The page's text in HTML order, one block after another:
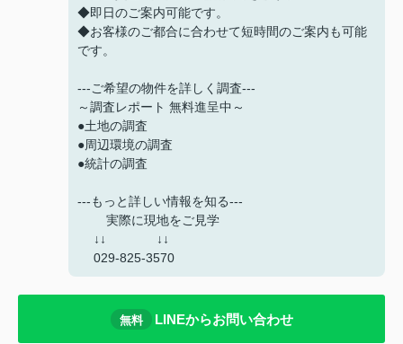
◆即日のご案内可能です。
◆お客様のご都合に合わせて短時間のご案内も可能
です。
---ご希望の物件を詳しく調査---
～調査レポート 無料進呈中～
●土地の調査
●周辺環境の調査
●統計の調査
---もっと詳しい情報を知る---
実際に現地をご見学
↓↓ ↓↓
029-825-3570
無料 LINEからお問い合わせ